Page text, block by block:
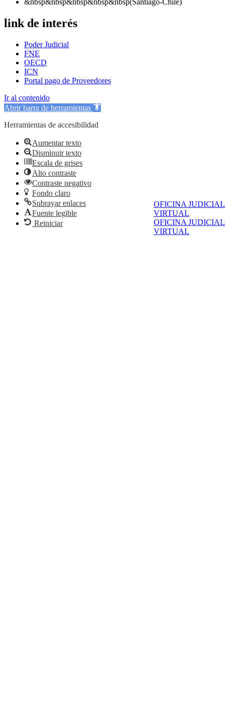
OFICINA JUDICIAL
VIRTUAL
OFICINA JUDICIAL
VIRTUAL
&nbsp&nbsp&nbsp&nbsp&nbsp(Santiago-Chile)
link de interés
Poder Judicial
FNE
OECD
ICN
Portal pago de Proveedores
Ir al contenido
Abrir barra de herramientas
Herramientas de accesibilidad
Aumentar texto
Disminuir texto
Escala de grises
Alto contraste
Contraste negativo
Fondo claro
Subrayar enlaces
Fuente legible
Reiniciar